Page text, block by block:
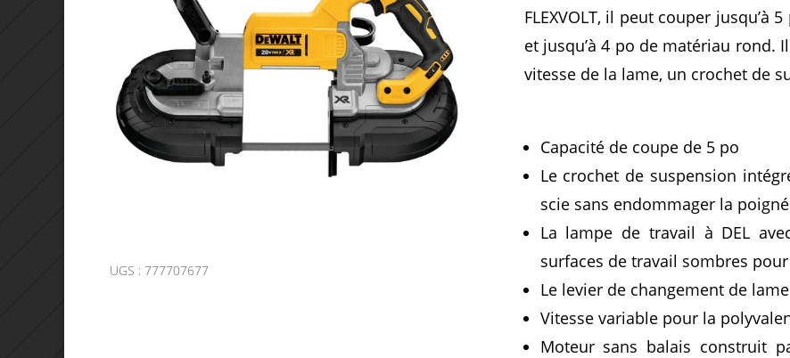
UGS : 777707677
FLEXVOLT, il peut couper
et jusqu’à 4 po de matériau rond.
vitesse de la lame, un crochet de
Capacité de coupe de 5 po
Le crochet de suspension
scie sans endommager la
La lampe de travail à DEL
surfaces de travail sombres
Le levier de changement de
Vitesse variable pour la
Moteur sans balais construit